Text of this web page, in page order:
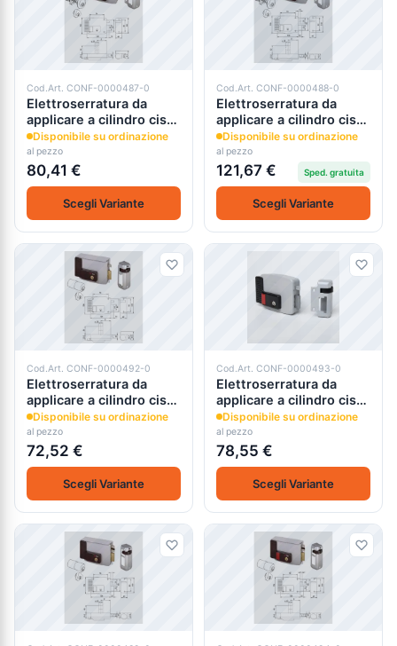
Cod.Art. CONF-0000487-0
Elettroserratura da
applicare a cilindro cisa
11630
Disponibile su ordinazione
al pezzo
80,41 €
Scegli Variante
Cod.Art. CONF-0000488-0
Elettroserratura da
applicare a cilindro cisa
11670
Disponibile su ordinazione
al pezzo
121,67 € Sped. gratuita
Scegli Variante
Cod.Art. CONF-0000492-0
Elettroserratura da
applicare a cilindro cisa
11721
Disponibile su ordinazione
al pezzo
72,52 €
Scegli Variante
Cod.Art. CONF-0000493-0
Elettroserratura da
applicare a cilindro cisa
11731
Disponibile su ordinazione
al pezzo
78,55 €
Scegli Variante